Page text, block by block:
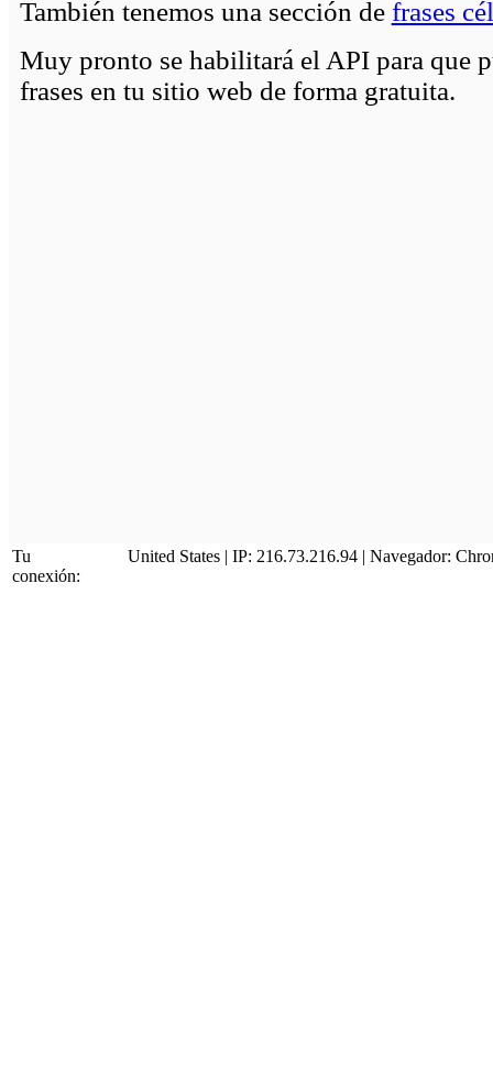
También tenemos una sección de frases
Muy pronto se habilitará el API para que
frases en tu sitio web de forma gratuita.
Tu
conexión:
United States | IP: 216.73.216.94 | Navegador: